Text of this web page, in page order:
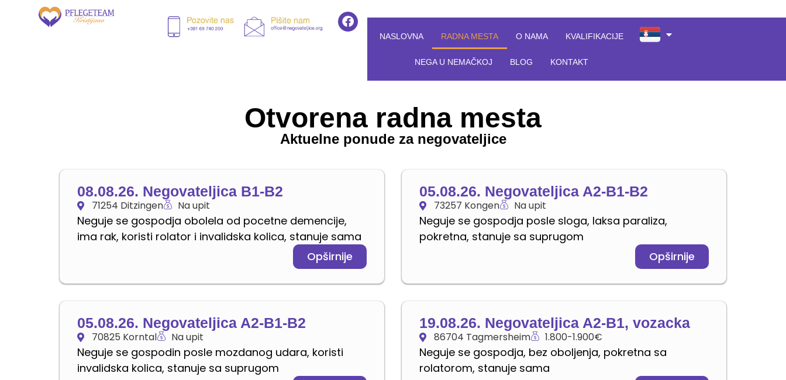
NASLOVNA RADNA MESTA O NAMA KVALIFIKACIJE
NEGA U NEMAČKOJ BLOG KONTAKT
Otvorena radna mesta
Aktuelne ponude za negovateljice
08.08.26. Negovateljica B1-B2
71254 Ditzingen Na upit
Neguje se gospodja obolela od pocetne demencije,
ima rak, koristi rolator i invalidska kolica, stanuje sama
Opširnije
05.08.26. Negovateljica A2-B1-B2
73257 Kongen Na upit
Neguje se gospodja posle sloga, laksa paraliza,
pokretna, stanuje sa suprugom
Opširnije
05.08.26. Negovateljica A2-B1-B2
70825 Korntal Na upit
Neguje se gospodin posle mozdanog udara, koristi
invalidska kolica, stanuje sa suprugom
19.08.26. Negovateljica A2-B1, vozacka
86704 Tagmersheim 1.800-1.900€
Neguje se gospodja, bez oboljenja, pokretna sa
rolatorom, stanuje sama